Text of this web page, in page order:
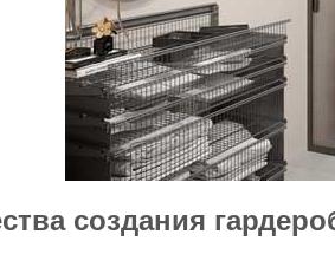
создания